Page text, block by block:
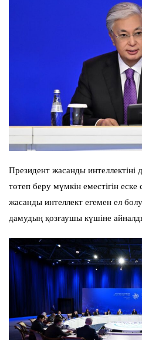
Президент жасанды
төтеп беру мүмкін еместігін
жасанды интеллект егемен ел
дамудың қозғаушы күшіне